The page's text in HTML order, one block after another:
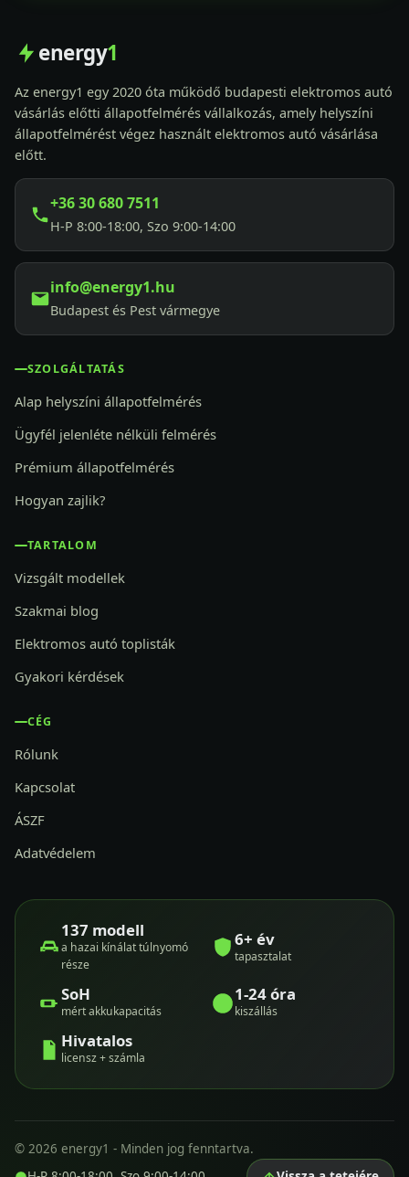
energy1
Az energy1 egy 2020 óta működő budapesti elektromos autó
vásárlás előtti állapotfelmérés vállalkozás, amely helyszíni
állapotfelmérést végez használt elektromos autó vásárlása
előtt.
+36 30 680 7511
H-P 8:00-18:00, Szo 9:00-14:00
info@energy1.hu
Budapest és Pest vármegye
SZOLGÁLTATÁS
Alap helyszíni állapotfelmérés
Ügyfél jelenléte nélküli felmérés
Prémium állapotfelmérés
Hogyan zajlik?
TARTALOM
Vizsgált modellek
Szakmai blog
Elektromos autó toplisták
Gyakori kérdések
CÉG
Rólunk
Kapcsolat
ÁSZF
Adatvédelem
137 modell
a hazai kínálat túlnyomó
része
6+ év
tapasztalat
SoH
mért akkukapacitás
1-24 óra
kiszállás
Hivatalos
licensz + számla
© 2026 energy1 - Minden jog fenntartva.